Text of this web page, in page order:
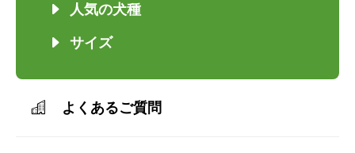
人気の犬種
サイズ
よくあるご質問